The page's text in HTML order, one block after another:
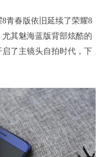
青春版依旧延续了荣耀8
尤其魅海蓝版背部炫酷的
了主镜头自拍时代，下